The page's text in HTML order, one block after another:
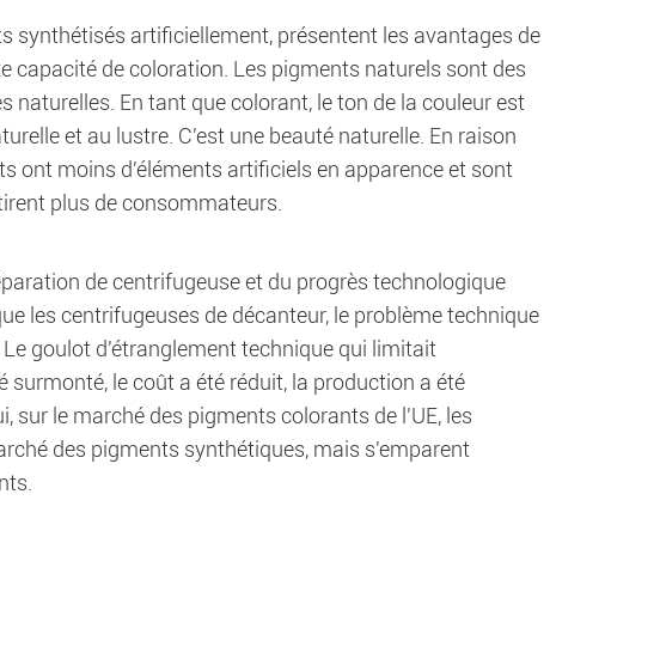
synthétisés artificiellement, présentent les avantages de
capacité de coloration. Les pigments naturels sont des
En tant que colorant, le ton de la couleur est
et au lustre. C'est une beauté naturelle. En raison
ont moins d'éléments artificiels en apparence et sont
plus de consommateurs.
de centrifugeuse et du progrès technologique
les centrifugeuses de décanteur, le problème technique
goulot d'étranglement technique qui limitait
le coût a été réduit, la production a été
sur le marché des pigments colorants de l'UE, les
des pigments synthétiques, mais s'emparent